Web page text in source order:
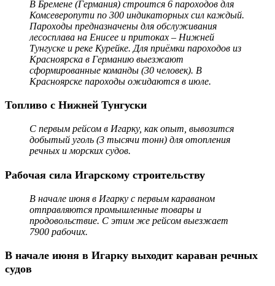
В Бремене (Германия) строится 6 пароходов для
Комсеверопути по 300 индикаторных сил каждый.
Пароходы предназначены для обслуживания
лесосплава на Енисее и притоках – Нижней
Тунгуске и реке Курейке. Для приёмки пароходов из
Красноярска в Германию выезжают
сформированные команды (30 человек). В
Красноярске пароходы ожидаются в июле.
Топливо с Нижней Тунгуски
С первым рейсом в Игарку, как опыт, вывозится
добытый уголь (3 тысячи тонн) для отопления
речных и морских судов.
Рабочая сила Игарскому строительству
В начале июня в Игарку с первым караваном
отправляются промышленные товары и
продовольствие. С этим же рейсом выезжает
7900 рабочих.
В начале июня в Игарку выходит караван речных
судов